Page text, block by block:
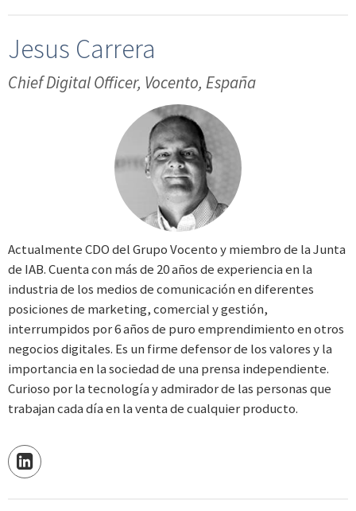
Jesus Carrera
Chief Digital Officer, Vocento, España
Actualmente CDO del Grupo Vocento y miembro de la Junta
de IAB. Cuenta con más de 20 años de experiencia en la
industria de los medios de comunicación en diferentes
posiciones de marketing, comercial y gestión,
interrumpidos por 6 años de puro emprendimiento en otros
negocios digitales. Es un firme defensor de los valores y la
importancia en la sociedad de una prensa independiente.
Curioso por la tecnología y admirador de las personas que
trabajan cada día en la venta de cualquier producto.